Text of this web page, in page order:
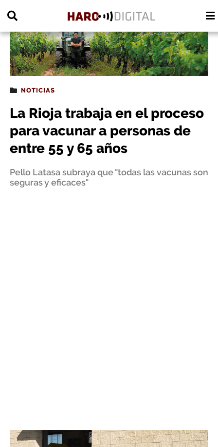
NOTICIAS
La Rioja trabaja en el proceso
para vacunar a personas de
entre 55 y 65 años
Pello Latasa subraya que "todas las vacunas son
seguras y eficaces"